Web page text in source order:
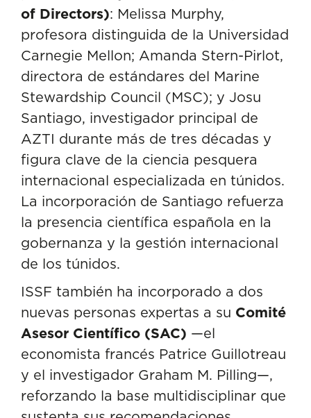
of Directors): Melissa Murphy,
profesora distinguida de la Universidad
Carnegie Mellon; Amanda Stern-Pirlot,
directora de estándares del Marine
Stewardship Council (MSC); y Josu
Santiago, investigador principal de
AZTI durante más de tres décadas y
figura clave de la ciencia pesquera
internacional especializada en túnidos.
La incorporación de Santiago refuerza
la presencia científica española en la
gobernanza y la gestión internacional
de los túnidos.
ISSF también ha incorporado a dos
nuevas personas expertas a su Comité
Asesor Científico (SAC) —el
economista francés Patrice Guillotreau
y el investigador Graham M. Pilling—,
reforzando la base multidisciplinar que